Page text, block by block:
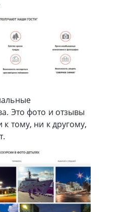
Это фото и отзывы
к тому, ни к другому,